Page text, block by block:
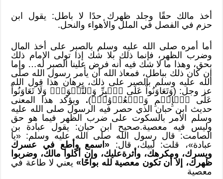
أخذ مالك حقًا وجلد ظهرك حدًا لا باطل: يقول ابن
حزم في الفصل في الملل والأهواء والنحل.
أما أمره صلى الله عليه وسلم بالصبر على أخذ المال
وضرب الظهر، فإنما ذلك بلا شك إذا تولى الإمام ذلك
بحق، وهذا ما لا شك فيه أنه فرض علينا الصبر له… وإما
إن كان ذلك بباطل، فمعاذ الله أن يأمر رسول الله صلى
الله عليه وسلم بالصبر على ذلك، برهان هذا قول الله
عز وجل: (وَتَعَاوَنُواْ عَلَى ٱلۡبِرِّ وَٱلتَّقۡوَىٰۖ وَلَا تَعَاوَنُواْ
عَلَى ٱلۡإِثۡمِ وَٱلۡعُدۡوَٰنِۚ). ويؤكد هذا المعنى
حديث ابن حبان الذي حصر فيه الرسول صلى الله عليه
وسلم الأمر بالسكوت على ضرب الظهر فيما هو حق
وليس فيه معصية.صحيح ابن حبان: يقول عبادة بن
الصامت: قال رسول الله صلى الله عليه وسلم: «يا
عبادة»، قلت: لبيك، قال: «اسمع وأطع في عسرك
ويسرك، ومكرهك، وأثرةعليك، وإن أكلوا مالك، وضربوا
ظهرك، إلا أن تكون معصية لله بواحًا» يعني لا طاعة في
معصية